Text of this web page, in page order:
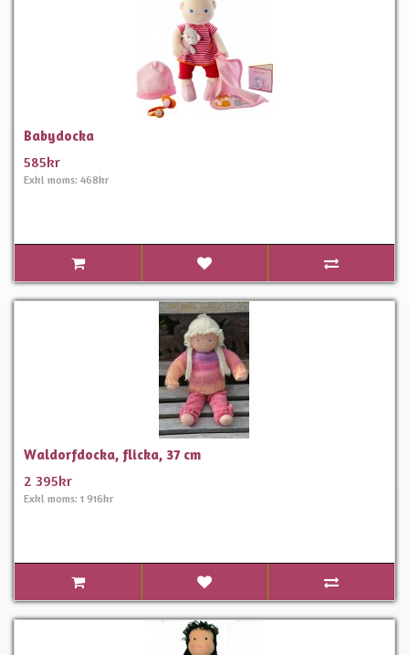
Babydocka
585kr
Exkl moms: 468kr
Waldorfdocka, flicka, 37 cm
2 395kr
Exkl moms: 1 916kr